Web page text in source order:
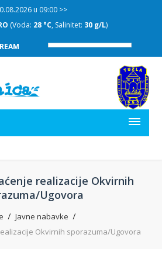
u 09:00 >>
(Voda: 28 °C, Salinitet: 30 g/L)
realizacije Okvirnih
Ugovora
Javne nabavke
Okvirnih sporazuma/Ugovora